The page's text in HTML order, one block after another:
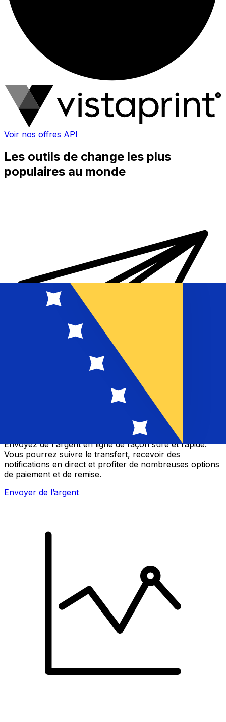
Voir nos offres API
Les outils de change les plus
populaires au monde
Transferts d'argent internationaux avec Xe
Envoyez de l'argent en ligne de façon sûre et rapide.
Vous pourrez suivre le transfert, recevoir des
notifications en direct et profiter de nombreuses options
de paiement et de remise.
Envoyer de l’argent